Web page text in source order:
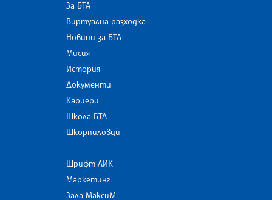
За БТА
Виртуална разходка
Новини за БТА
Мисия
История
Документи
Кариери
Школа БТА
Шкорпиловци
Шрифт ЛИК
Маркетинг
Зала МаксиМ